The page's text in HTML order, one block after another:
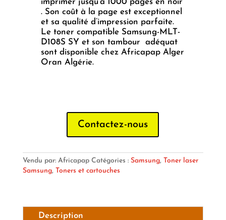
imprimer jusqu’a 1000 pages en noir
. Son coût à la page est exceptionnel
et sa qualité d’impression parfaite.
Le toner compatible Samsung-MLT-
D108S SY et son tambour adéquat
sont disponible chez Africapap Alger
Oran Algérie.
Contactez-nous
Vendu par: Africapap Catégories : Samsung, Toner laser
Samsung, Toners et cartouches
Description